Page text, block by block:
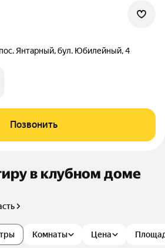
пос. Янтарный,бул. Юбилейный,4
Позвонить
в клубном доме
Комнаты Цена